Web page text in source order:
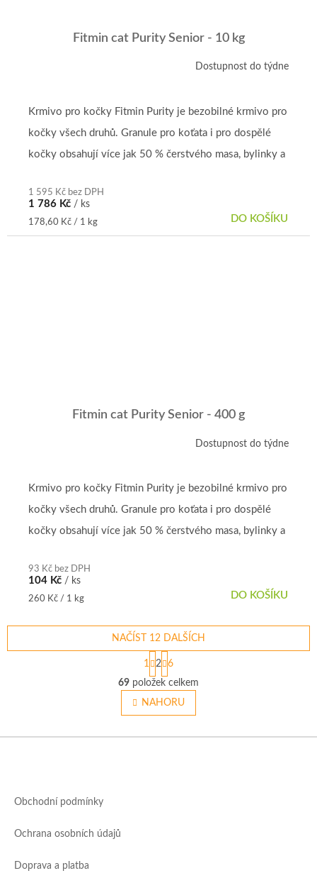
Fitmin cat Purity Senior - 10 kg
Dostupnost do týdne
1 595 Kč bez DPH
1 786 Kč / ks
Měrná
cena:
178,60 Kč / 1 kg DO KOŠÍKU
Krmivo pro kočky Fitmin Purity je bezobilné krmivo pro
kočky všech druhů. Granule pro koťata i pro dospělé
kočky obsahují více jak 50 % čerstvého masa, bylinky a
Fitmin cat Purity Senior - 400 g
Dostupnost do týdne
93 Kč bez DPH
104 Kč / ks
Měrná
260 Kč / 1 kg DO KOŠÍKU
Krmivo pro kočky Fitmin Purity je bezobilné krmivo pro
kočky všech druhů. Granule pro koťata i pro dospělé
kočky obsahují více jak 50 % čerstvého masa, bylinky a
O
v
l
á
NAČÍST 12 DALŠÍCH
S
t
r
á
n
k
v
1 2
6
69 položek celkem
NAHORU
Obchodní podmínky
Ochrana osobních údajů
Doprava a platba